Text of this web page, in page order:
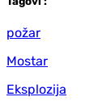
požar
Mostar
Eksplozija